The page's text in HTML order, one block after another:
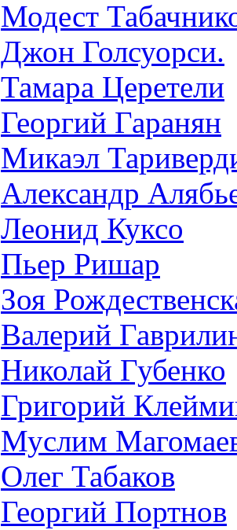
Модест
Джон Голсуорси.
Тамара Церетели
Георгий Гаранян
Микаэл
Александр
Леонид Куксо
Пьер Ришар
Зоя
Валерий
Николай Губенко
Григорий
Муслим
Олег Табаков
Георгий Портнов